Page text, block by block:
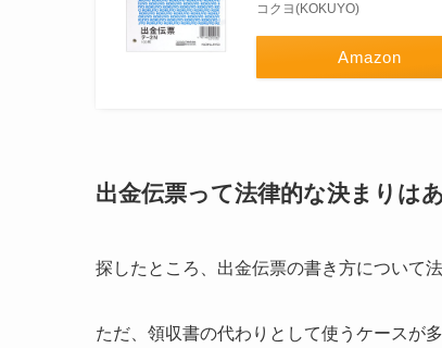
コクヨ(KOKUYO)
Amazon
出金伝票って法律的な決まりは
探したところ、出金伝票の書き方について
ただ、領収書の代わりとして使うケースが